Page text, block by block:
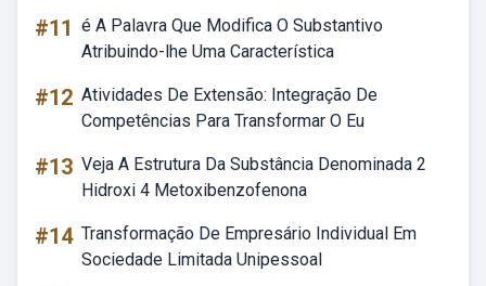
#11 é A Palavra Que Modifica O Substantivo
Atribuindo-lhe Uma Característica
#12 Atividades De Extensão: Integração De
Competências Para Transformar O Eu
#13 Veja A Estrutura Da Substância Denominada 2
Hidroxi 4 Metoxibenzofenona
#14 Transformação De Empresário Individual Em
Sociedade Limitada Unipessoal